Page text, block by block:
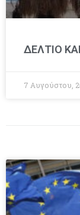
ΔΕΛΤΙΟ
7 Αυγούστου,